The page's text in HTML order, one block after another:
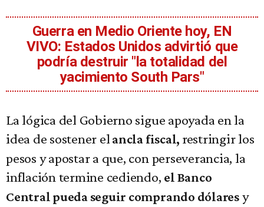
Guerra en Medio Oriente hoy, EN
VIVO: Estados Unidos advirtió que
podría destruir "la totalidad del
yacimiento South Pars"
La lógica del Gobierno sigue apoyada en la
idea de sostener el ancla fiscal, restringir los
pesos y apostar a que, con perseverancia, la
inflación termine cediendo, el Banco
Central pueda seguir comprando dólaresy